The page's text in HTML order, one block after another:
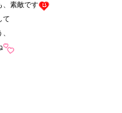
、素敵です
て